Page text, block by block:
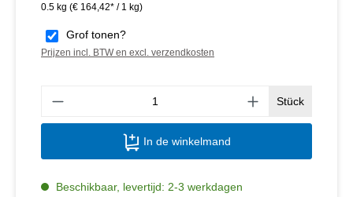
0.5 kg (€ 164,42* / 1 kg)
Grof tonen?
Prijzen incl. BTW en excl. verzendkosten
Stück
In de winkelmand
Beschikbaar, levertijd: 2-3 werkdagen